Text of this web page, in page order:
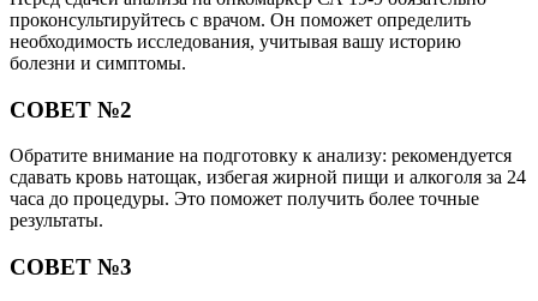
проконсультируйтесь с врачом. Он поможет определить
необходимость исследования, учитывая вашу историю
болезни и симптомы.
СОВЕТ №2
Обратите внимание на подготовку к анализу: рекомендуется
сдавать кровь натощак, избегая жирной пищи и алкоголя за 24
часа до процедуры. Это поможет получить более точные
результаты.
СОВЕТ №3